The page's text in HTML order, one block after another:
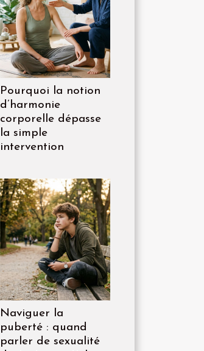
Pourquoi la notion
d’harmonie
corporelle dépasse
la simple
intervention
Naviguer la
puberté : quand
parler de sexualité